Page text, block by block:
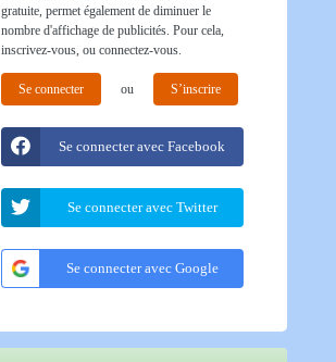
gratuite, permet également de diminuer le
nombre d'affichage de publicités. Pour cela,
inscrivez-vous, ou connectez-vous.
Se connecter ou S’inscrire
Se connecter avec Facebook
Se connecter avec Twitter
Se connecter avec Google